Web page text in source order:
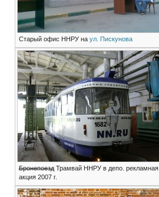
Старый офис ННРУ на ул. Пискунова
БронепоездТрамвай ННРУ в депо. рекламная
акция 2007 г.